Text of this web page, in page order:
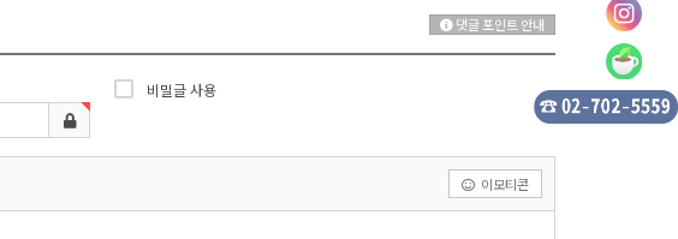
댓글 포인트 안내
비밀글 사용
이모티콘